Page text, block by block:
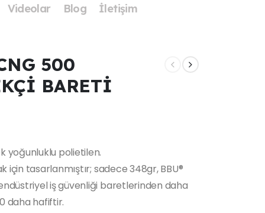
Videolar Blog İletişim
500
BARETİ
yoğunluklu polietilen.
için tasarlanmıştır; sadece 348gr, BBU®
iş güvenliği baretlerinden daha
daha hafiftir.